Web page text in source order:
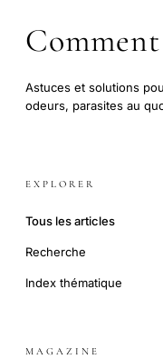
Astuces et solutions
odeurs, parasites au
EXPLORER
Tous les articles
Recherche
Index thématique
MAGAZINE